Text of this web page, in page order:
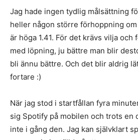
Jag hade ingen tydlig målsättning
heller någon större förhoppning
är höga 1.41. För det krävs vilja och
med löpning, ju bättre man blir
bli ännu bättre. Och det blir aldrig
fortare :)
När jag stod i startfållan fyra
sig Spotify på mobilen och trots en
inte i gång den. Jag kan självklart